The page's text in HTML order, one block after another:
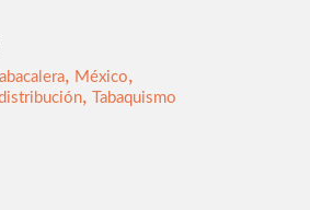
, México,
, Tabaquismo